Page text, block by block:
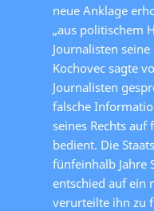
neue Anklage
„aus politischem
Journalisten
Kochovec sagte
Journalisten
falsche
seines Rechts
bedient. Die
fünfeinhalb Jahre
entschied auf ein
verurteilte ihn zu